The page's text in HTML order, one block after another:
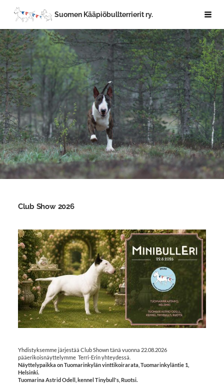
Siirry
sivun
sisältöön
Suomen Kääpiöbullterrierit ry.
Club Show 2026
Yhdistyksemme järjestää Club Shown tänä vuonna 22.08.2026
pääerikoisnäyttelymme Terri-Erin yhteydessä.
Näyttelypaikka on Tuomarinkylän vinttikoirarata, Tuomarinkyläntie 1,
Helsinki.
Tuomarina Astrid Odell, kennel Tinybull's, Ruotsi.